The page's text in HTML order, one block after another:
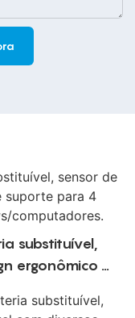
substituível,
ergonômico e